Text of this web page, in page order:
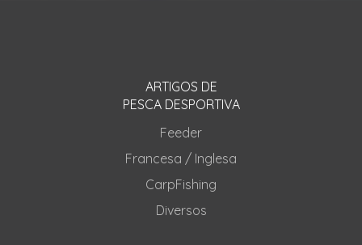
ARTIGOS DE
PESCA DESPORTIVA
Feeder
Francesa / Inglesa
CarpFishing
Diversos